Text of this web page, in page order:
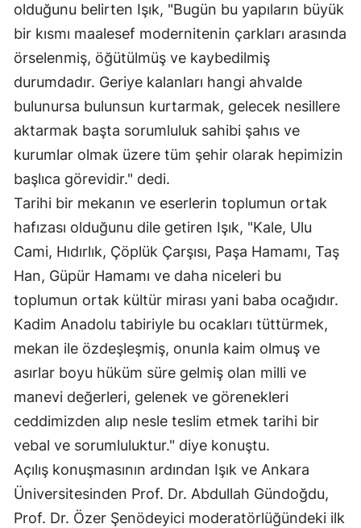
Erzurum
Gaziantep
Giresun
Gümüşhane
Hatay
Isparta
Mersin
İstanbul
İzmir
Kars
Kayseri
Kırklareli
Kırşehir
olduğunu belirten Işık, "Bugün bu yapıların büyük
bir kısmı maalesef modernitenin çarkları arasında
örselenmiş, öğütülmüş ve kaybedilmiş
durumdadır. Geriye kalanları hangi ahvalde
bulunursa bulunsun kurtarmak, gelecek nesillere
aktarmak başta sorumluluk sahibi şahıs ve
kurumlar olmak üzere tüm şehir olarak hepimizin
başlıca görevidir." dedi.
Tarihi bir mekanın ve eserlerin toplumun ortak
hafızası olduğunu dile getiren Işık, "Kale, Ulu
Cami, Hıdırlık, Çöplük Çarşısı, Paşa Hamamı, Taş
Han, Güpür Hamamı ve daha niceleri bu
toplumun ortak kültür mirası yani baba ocağıdır.
Kadim Anadolu tabiriyle bu ocakları tüttürmek,
mekan ile özdeşleşmiş, onunla kaim olmuş ve
asırlar boyu hüküm süre gelmiş olan milli ve
manevi değerleri, gelenek ve görenekleri
ceddimizden alıp nesle teslim etmek tarihi bir
vebal ve sorumluluktur." diye konuştu.
Açılış konuşmasının ardından Işık ve Ankara
Üniversitesinden Prof. Dr. Abdullah Gündoğdu,
Prof. Dr. Özer Şenödeyici moderatörlüğündeki ilk